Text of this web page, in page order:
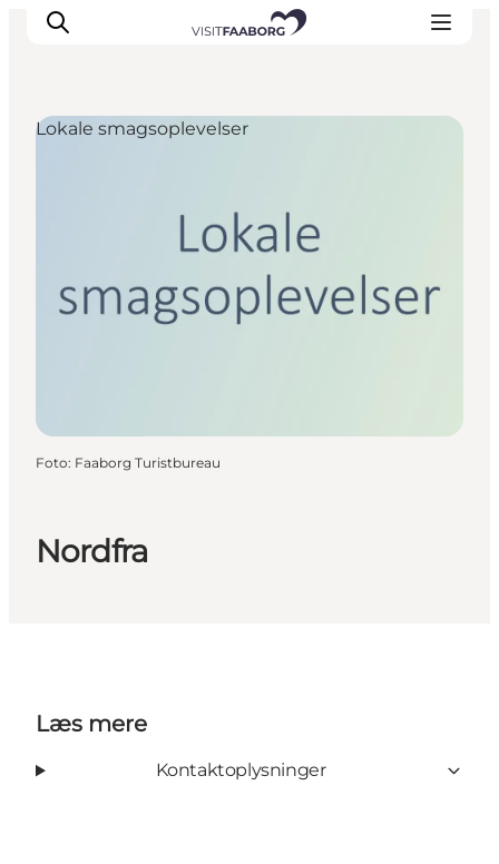
Øhop
Outdoor
Nordfra
Lokale smagsoplevelser
Foto: Faaborg Turistbureau
Læs mere
Kontaktoplysninger